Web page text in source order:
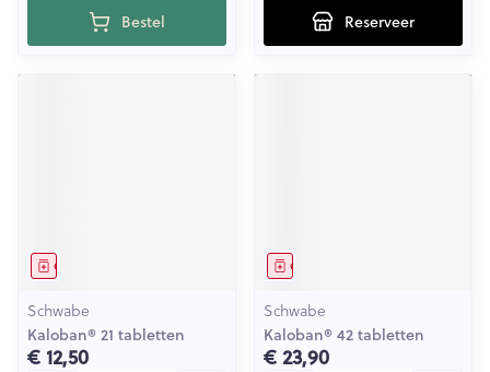
Bestel Reserveer
Geneesmiddel
Schwabe
Kaloban® 21 tabletten
€ 12,50
Geneesmiddel
Schwabe
Kaloban® 42 tabletten
€ 23,90